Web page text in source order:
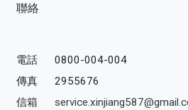
聯絡
電話
0800-004-004
傳真
2955676
信箱